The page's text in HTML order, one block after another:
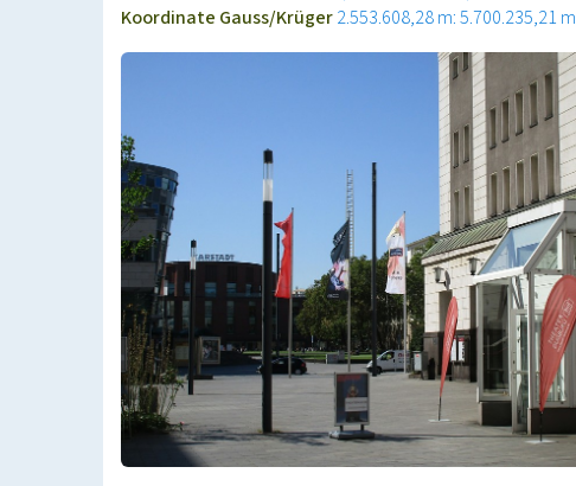
Koordinate Gauss/Krüger2.553.608,28 m: 5.700.235,21 m